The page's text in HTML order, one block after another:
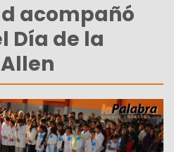
acompañó
Día de la